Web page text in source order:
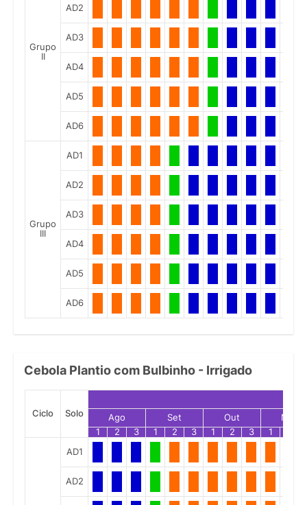
Grupo
II
AD2
AD3
AD4
AD5
AD6
Grupo
III
AD1
AD2
AD3
AD4
AD5
AD6
Cebola Plantio com Bulbinho - Irrigado
Ciclo Solo Ago Set Out
Nov
1
2 3 1 2 3 1 2 3 1
AD1
AD2